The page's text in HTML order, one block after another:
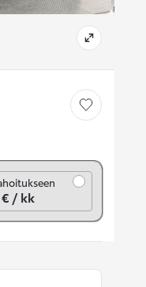
Tallenna auto
/ kk